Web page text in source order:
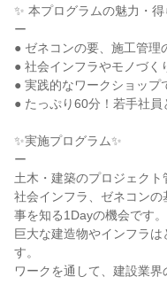
✨ 本プログラムの魅力・得
ー
● ゼネコンの要、施工管理
● 社会インフラやモノづく
● 実践的なワークショップ
● たっぷり60分！若手社
✨実施プログラム✨
ー
土木・建築のプロジェクト
社会インフラ、ゼネコン
事を知る1Dayの機会です。
巨大な建造物やインフラ
す。
ワークを通して、建設業界